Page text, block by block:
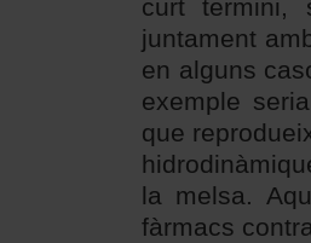
curt termini,
juntament
en alguns
exemple
que
la melsa.
fàrmacs